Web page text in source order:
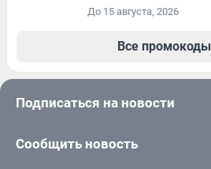
До 15 августа, 2026
Все промокоды
Подписаться на новости
Сообщить новость